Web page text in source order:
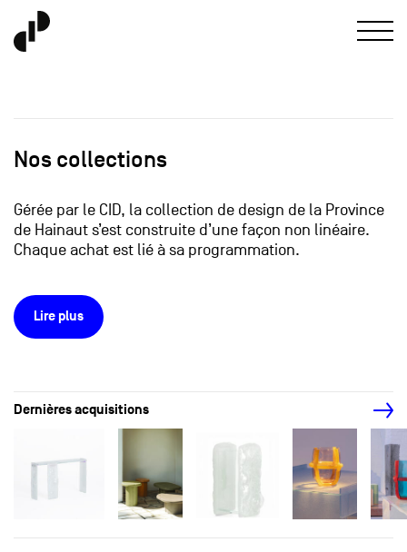
Nos collections
Gérée par le CID, la collection de design de la Province
de Hainaut s’est construite d’une façon non linéaire.
Chaque achat est lié à sa programmation.
Lire plus
Dernières acquisitions